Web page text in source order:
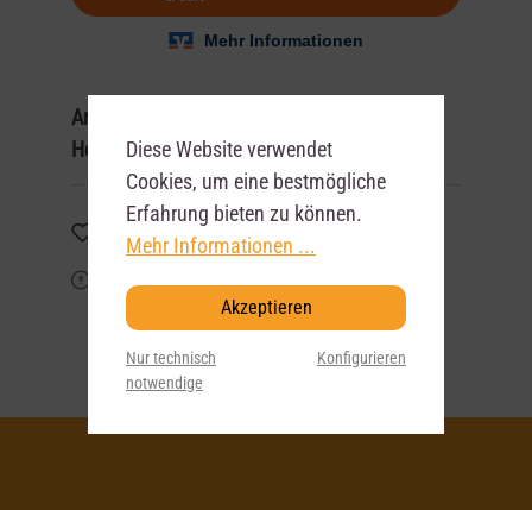
Artikel-Nr:
Herstellernummer:402313
Merken
Frage zum Artikel?
Diese Website verwendet
Cookies, um eine bestmögliche
Erfahrung bieten zu können.
Mehr Informationen ...
Akzeptieren
Nur technisch
notwendige
Konfigurieren